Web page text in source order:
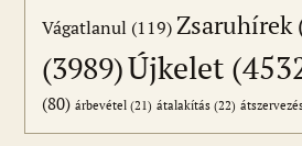
Vágatlanul (119) Zsaruhírek
(3989)Újkelet
(80) árbevétel (21) átalakítás (22)